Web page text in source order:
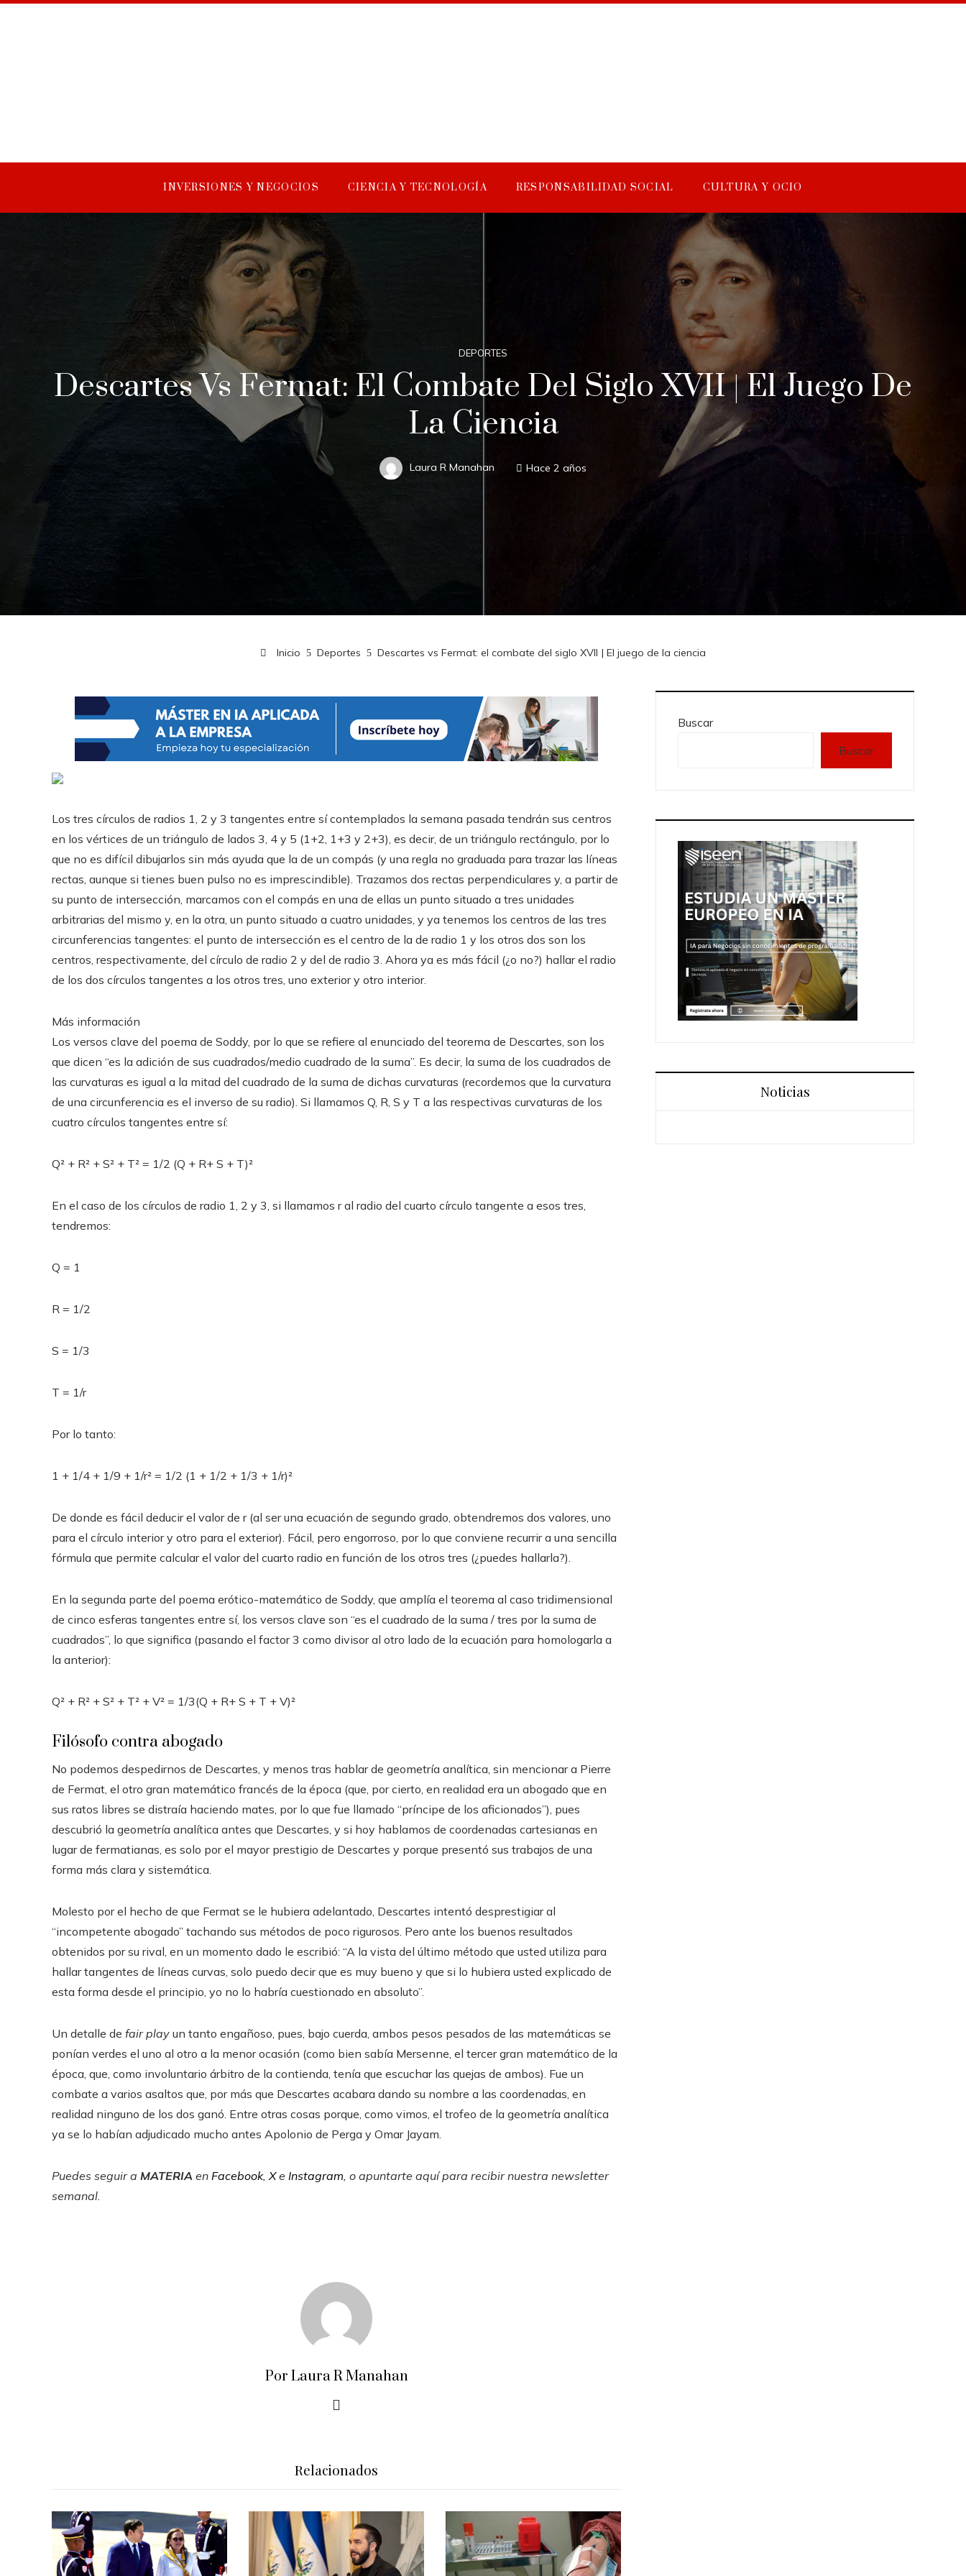
INVERSIONES Y NEGOCIOS CIENCIA Y TECNOLOGÍA RESPONSABILIDAD SOCIAL CULTURA Y OCIO
DEPORTES
Descartes Vs Fermat: El Combate Del Siglo XVII | El Juego De
La Ciencia
Laura R Manahan Hace 2 años
Inicio Deportes Descartes vs Fermat: el combate del siglo XVII | El juego de la ciencia
Los tres círculos de radios 1, 2 y 3 tangentes entre sí contemplados la semana pasada tendrán sus centros
en los vértices de un triángulo de lados 3, 4 y 5 (1+2, 1+3 y 2+3), es decir, de un triángulo rectángulo, por lo
que no es difícil dibujarlos sin más ayuda que la de un compás (y una regla no graduada para trazar las líneas
rectas, aunque si tienes buen pulso no es imprescindible). Trazamos dos rectas perpendiculares y, a partir de
su punto de intersección, marcamos con el compás en una de ellas un punto situado a tres unidades
arbitrarias del mismo y, en la otra, un punto situado a cuatro unidades, y ya tenemos los centros de las tres
circunferencias tangentes: el punto de intersección es el centro de la de radio 1 y los otros dos son los
centros, respectivamente, del círculo de radio 2 y del de radio 3. Ahora ya es más fácil (¿o no?) hallar el radio
de los dos círculos tangentes a los otros tres, uno exterior y otro interior.
Más información
Los versos clave del poema de Soddy, por lo que se refiere al enunciado del teorema de Descartes, son los
que dicen “es la adición de sus cuadrados/medio cuadrado de la suma”. Es decir, la suma de los cuadrados de
las curvaturas es igual a la mitad del cuadrado de la suma de dichas curvaturas (recordemos que la curvatura
de una circunferencia es el inverso de su radio). Si llamamos Q, R, S y T a las respectivas curvaturas de los
cuatro círculos tangentes entre sí:
Q² + R² + S² + T² = 1/2 (Q + R+ S + T)²
En el caso de los círculos de radio 1, 2 y 3, si llamamos r al radio del cuarto círculo tangente a esos tres,
tendremos:
Q = 1
R = 1/2
S = 1/3
T = 1/r
Por lo tanto:
1 + 1/4 + 1/9 + 1/r² = 1/2 (1 + 1/2 + 1/3 + 1/r)²
De donde es fácil deducir el valor de r (al ser una ecuación de segundo grado, obtendremos dos valores, uno
para el círculo interior y otro para el exterior). Fácil, pero engorroso, por lo que conviene recurrir a una sencilla
fórmula que permite calcular el valor del cuarto radio en función de los otros tres (¿puedes hallarla?).
En la segunda parte del poema erótico-matemático de Soddy, que amplía el teorema al caso tridimensional
de cinco esferas tangentes entre sí, los versos clave son “es el cuadrado de la suma / tres por la suma de
cuadrados”, lo que significa (pasando el factor 3 como divisor al otro lado de la ecuación para homologarla a
la anterior):
Q² + R² + S² + T² + V² = 1/3(Q + R+ S + T + V)²
Filósofo contra abogado
No podemos despedirnos de Descartes, y menos tras hablar de geometría analítica, sin mencionar a Pierre
de Fermat, el otro gran matemático francés de la época (que, por cierto, en realidad era un abogado que en
sus ratos libres se distraía haciendo mates, por lo que fue llamado “príncipe de los aficionados”), pues
descubrió la geometría analítica antes que Descartes, y si hoy hablamos de coordenadas cartesianas en
lugar de fermatianas, es solo por el mayor prestigio de Descartes y porque presentó sus trabajos de una
forma más clara y sistemática.
Molesto por el hecho de que Fermat se le hubiera adelantado, Descartes intentó desprestigiar al
“incompetente abogado” tachando sus métodos de poco rigurosos. Pero ante los buenos resultados
obtenidos por su rival, en un momento dado le escribió: “A la vista del último método que usted utiliza para
hallar tangentes de líneas curvas, solo puedo decir que es muy bueno y que si lo hubiera usted explicado de
esta forma desde el principio, yo no lo habría cuestionado en absoluto”.
Un detalle de fair play un tanto engañoso, pues, bajo cuerda, ambos pesos pesados de las matemáticas se
ponían verdes el uno al otro a la menor ocasión (como bien sabía Mersenne, el tercer gran matemático de la
época, que, como involuntario árbitro de la contienda, tenía que escuchar las quejas de ambos). Fue un
combate a varios asaltos que, por más que Descartes acabara dando su nombre a las coordenadas, en
realidad ninguno de los dos ganó. Entre otras cosas porque, como vimos, el trofeo de la geometría analítica
ya se lo habían adjudicado mucho antes Apolonio de Perga y Omar Jayam.
Puedes seguir a MATERIA en Facebook,Xe Instagram, o apuntarte aquí para recibirnuestra newsletter
semanal.
Por Laura R Manahan
Relacionados
Buscar
Buscar
Noticias